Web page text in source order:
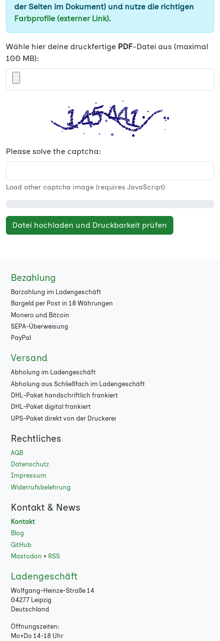
der Seiten im Dokument) und nutze die richtigen
Farbprofile (externer Link).
Wähle hier deine druckfertige PDF-Datei aus (maximal
100 MB):
Please solve the captcha:
Load other captcha image (requires JavaScript)
Datei hochladen und Druckbarkeit prüfen
Bezahlung
Barzahlung im Ladengeschäft
Bargeld per Post in 18 Währungen
Monero und Bitcoin
SEPA-Überweisung
PayPal
Versand
Abholung im Ladengeschäft
Abholung aus Schließfach im Ladengeschäft
DHL-Paket handschriftlich frankiert
DHL-Paket digital frankiert
UPS-Paket direkt von der Druckerei
Rechtliches
AGB
Datenschutz
Impressum
Widerrufsbelehrung
Kontakt & News
Kontakt
Blog
GitHub
Mastodon + RSS
Ladengeschäft
Wolfgang-Heinze-Straße 14
04277 Leipzig
Deutschland
Öffnungszeiten:
Mo+Do 14-18 Uhr